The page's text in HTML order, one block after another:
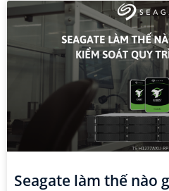
Seagate làm thế nào